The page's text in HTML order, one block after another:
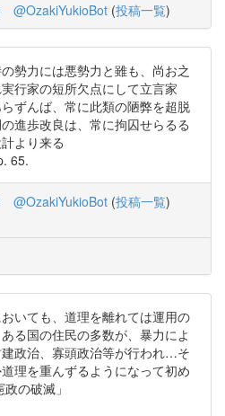
@OzakiYukioBot (投稿一覧)
勢力には悪勢力と雖も、尚お之
行家の短所欠点にして立言家
ずんば、常に此類の陋弊を超脱
進歩改良は、常に拘囚せらるる
より来る
65.
@OzakiYukioBot (投稿一覧)
いても、道理を離れては運用の
る国の住民の多数が、暴力によ
政治、寡頭政治等が行われ…そ
理を重んずるようになって初め
の破滅」